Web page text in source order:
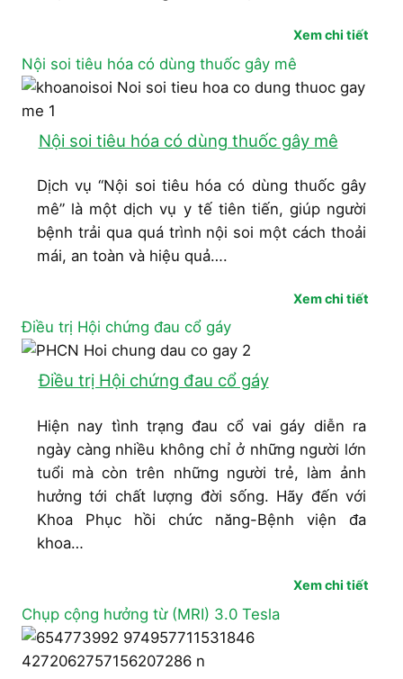
Xem chi tiết
Nội soi tiêu hóa có dùng thuốc gây mê
Nội soi tiêu hóa có dùng thuốc gây mê
Dịch vụ “Nội soi tiêu hóa có dùng thuốc gây
mê” là một dịch vụ y tế tiên tiến, giúp người
bệnh trải qua quá trình nội soi một cách thoải
mái, an toàn và hiệu quả….
Xem chi tiết
Điều trị Hội chứng đau cổ gáy
Điều trị Hội chứng đau cổ gáy
Hiện nay tình trạng đau cổ vai gáy diễn ra
ngày càng nhiều không chỉ ở những người lớn
tuổi mà còn trên những người trẻ, làm ảnh
hưởng tới chất lượng đời sống. Hãy đến với
Khoa Phục hồi chức năng-Bệnh viện đa
khoa…
Xem chi tiết
Chụp cộng hưởng từ (MRI) 3.0 Tesla